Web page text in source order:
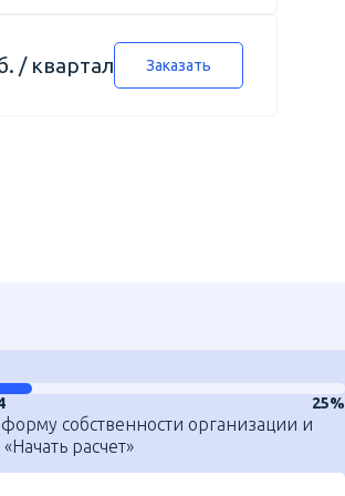
/ квартал Заказать
25%
собственности организации и
расчет»